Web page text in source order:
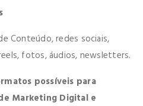
Conteúdo, redes sociais,
fotos, áudios, newsletters.
possíveis para
Marketing Digital e